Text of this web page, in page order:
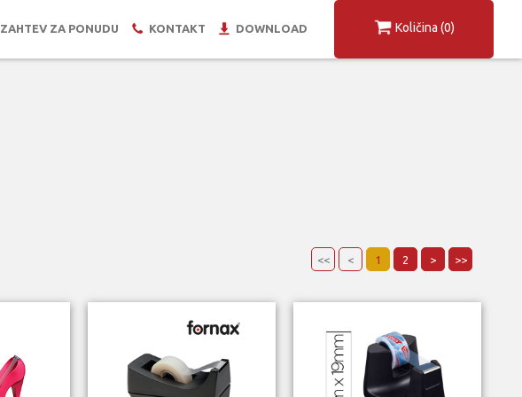
Količina (0)
ZAHTEV ZA PONUDU KONTAKT DOWNLOAD
<< < 1 2 > >>